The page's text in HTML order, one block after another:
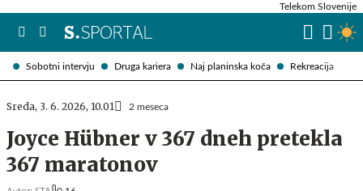
Sobotni intervju Druga kariera Naj planinska koča Rekreacija
Telekom Slovenije
Sreda, 3. 6. 2026, 10.01 2 meseca
Joyce Hübner v 367 dneh pretekla
367 maratonov